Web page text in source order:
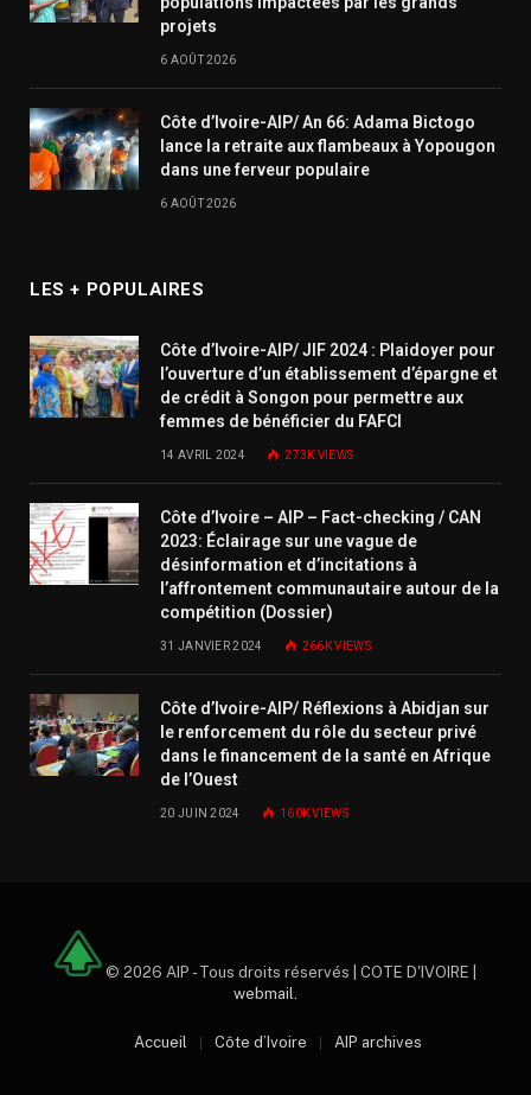
projets
6 AOÛT 2026
Côte d’Ivoire-AIP/ An 66: Adama Bictogo
lance la retraite aux flambeaux à Yopougon
dans une ferveur populaire
6 AOÛT 2026
LES + POPULAIRES
Côte d’Ivoire-AIP/ JIF 2024 : Plaidoyer pour
l’ouverture d’un établissement d’épargne et
de crédit à Songon pour permettre aux
femmes de bénéficier du FAFCI
14 AVRIL 2024 273K VIEWS
Côte d’Ivoire – AIP – Fact-checking / CAN
2023: Éclairage sur une vague de
désinformation et d’incitations à
l’affrontement communautaire autour de la
compétition (Dossier)
31 JANVIER 2024 266KVIEWS
Côte d’Ivoire-AIP/ Réflexions à Abidjan sur
le renforcement du rôle du secteur privé
dans le financement de la santé en Afrique
de l’Ouest
20 JUIN 2024 160KVIEWS
© 2026 AIP - Tous droits réservés | COTE D'IVOIRE |
webmail.
Accueil Côte d’Ivoire AIP archives